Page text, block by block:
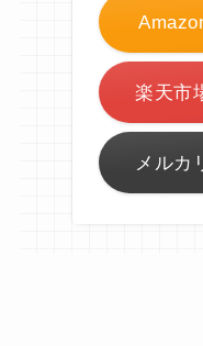
楽天市
メルカ